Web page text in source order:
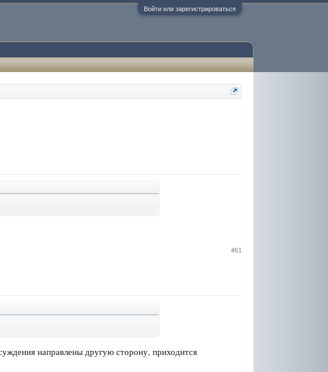
Войти или зарегистрироваться
#61
направлены другую сторону, приходится